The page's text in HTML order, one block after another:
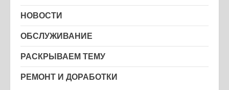
НОВОСТИ
ОБСЛУЖИВАНИЕ
РАСКРЫВАЕМ ТЕМУ
РЕМОНТ И ДОРАБОТКИ